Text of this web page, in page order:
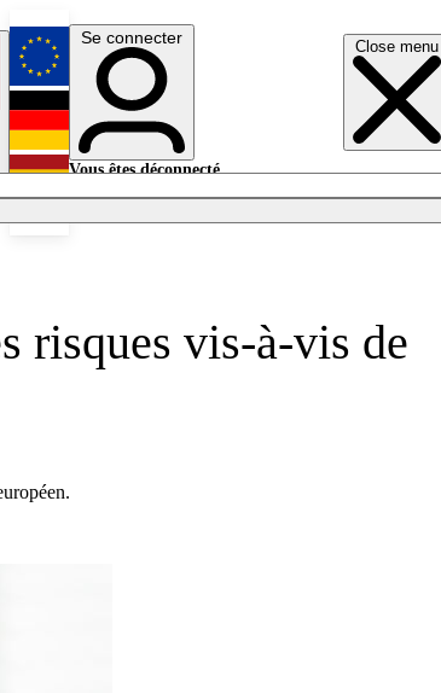
Close menu
English
Deutsch
Se connecter
Vous êtes déconnecté.
risques vis-à-vis de